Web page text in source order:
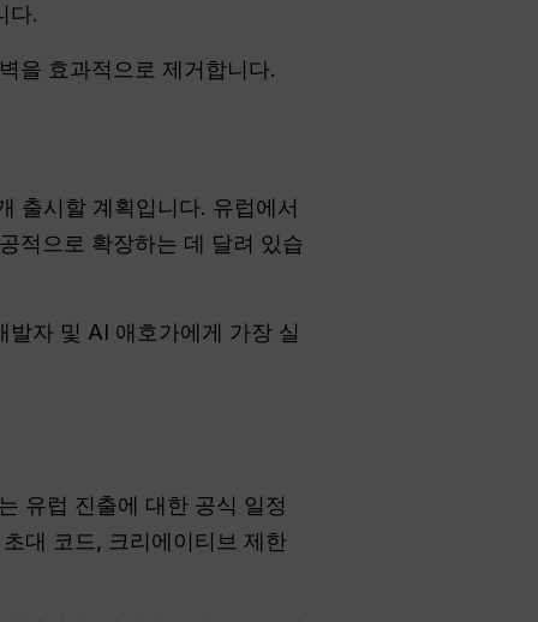
다.
을 효과적으로 제거합니다.
출시할 계획입니다. 유럽에서
적으로 확장하는 데 달려 있습
자 및 AI 애호가에게 가장 실
유럽 진출에 대한 공식 일정
대 코드, 크리에이티브 제한